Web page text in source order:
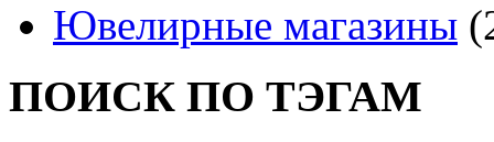
Ювелирные магазины
ПОИСК ПО ТЭГАМ